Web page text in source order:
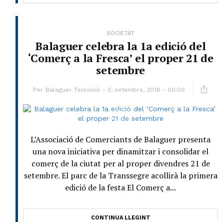
SOCIETAT
Balaguer celebra la 1a edició del
‘Comerç a la Fresca’ el proper 21 de
setembre
Per Balaguer Televisió 3, setembre, 2018 - 00:00
L’Associació de Comerciants de Balaguer presenta
una nova iniciativa per dinamitzar i consolidar el
comerç de la ciutat per al proper divendres 21 de
setembre. El parc de la Transsegre acollirà la primera
edició de la festa El Comerç a...
CONTINUA LLEGINT